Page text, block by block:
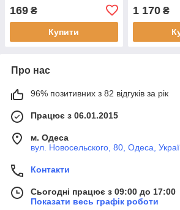
169 ₴
Купити
1 170₴
Про нас
96% позитивних з 82 відгуків за рік
Працює з 06.01.2015
м. Одеса
вул. Новосельского, 80, Одеса,
Контакти
Сьогодні працює з 09:00 до 17:00
Показати весь графік роботи